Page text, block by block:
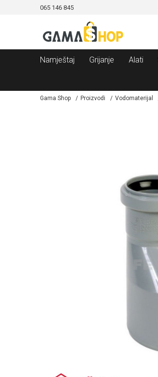
065 146 845
Namještaj Grijanje Alati
Gama Shop Proizvodi Vodomaterijal